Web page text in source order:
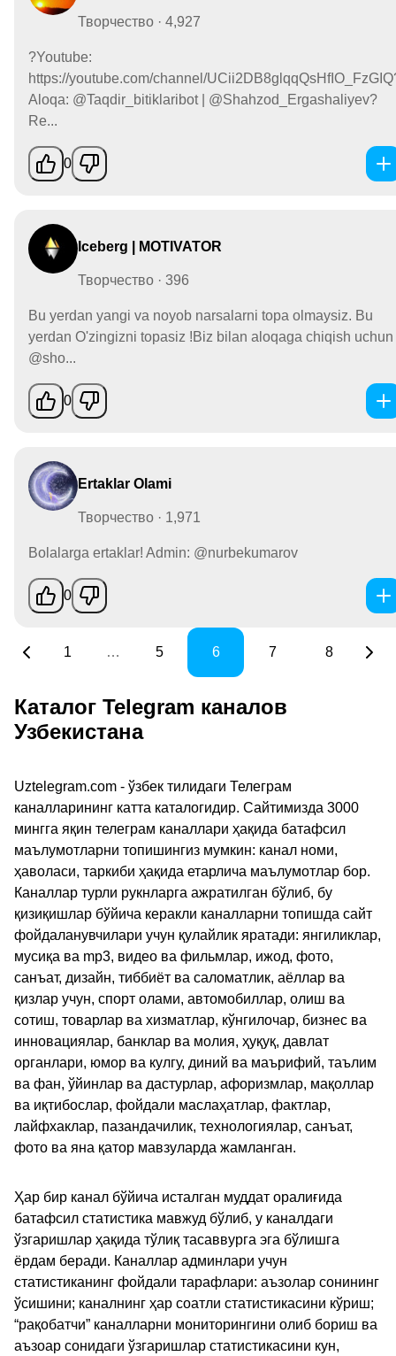
Творчество · 4,927
?Youtube:
https://youtube.com/channel/
Aloqa: @Taqdir_bitiklaribot | @Shahzod_Ergashaliyev?
Re...
0
Iceberg | MOTIVATOR
Творчество · 396
Bu yerdan yangi va noyob narsalarni topa olmaysiz. Bu
yerdan O'zingizni topasiz !Biz bilan aloqaga chiqish uchun
@sho...
0
Ertaklar Olami
Творчество · 1,971
Bolalarga ertaklar! Admin: @nurbekumarov
0
1 … 5 6 7 8
Каталог Telegram каналов
Узбекистана
Uztelegram.com - ўзбек тилидаги Телеграм
каналларининг катта каталогидир. Сайтимизда 3000
мингга яқин телеграм каналлари ҳақида батафсил
маълумотларни топишингиз мумкин: канал номи,
ҳаволаси, таркиби ҳақида етарлича маълумотлар бор.
Каналлар турли рукнларга ажратилган бўлиб, бу
қизиқишлар бўйича керакли каналларни топишда сайт
фойдаланувчилари учун қулайлик яратади: янгиликлар,
мусиқа ва mp3, видео ва фильмлар, ижод, фото,
санъат, дизайн, тиббиёт ва саломатлик, аёллар ва
қизлар учун, спорт олами, автомобиллар, олиш ва
сотиш, товарлар ва хизматлар, кўнгилочар, бизнес ва
инновациялар, банклар ва молия, ҳуқуқ, давлат
органлари, юмор ва кулгу, диний ва маърифий, таълим
ва фан, ўйинлар ва дастурлар, афоризмлар, мақоллар
ва иқтибослар, фойдали маслаҳатлар, фактлар,
лайфхаклар, пазандачилик, технологиялар, санъат,
фото ва яна қатор мавзуларда жамланган.
Ҳар бир канал бўйича исталган муддат оралиғида
батафсил статистика мавжуд бўлиб, у каналдаги
ўзгаришлар ҳақида тўлиқ тасаввурга эга бўлишга
ёрдам беради. Каналлар админлари учун
статистиканинг фойдали тарафлари: аъзолар сонининг
ўсишини; каналнинг ҳар соатли статистикасини кўриш;
“рақобатчи” каналларни мониторингини олиб бориш ва
аъзоар сонидаги ўзгаришлар статистикасини кун,